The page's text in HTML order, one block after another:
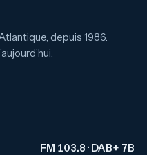
depuis 1986.
FM 103.8 · DAB+ 7B